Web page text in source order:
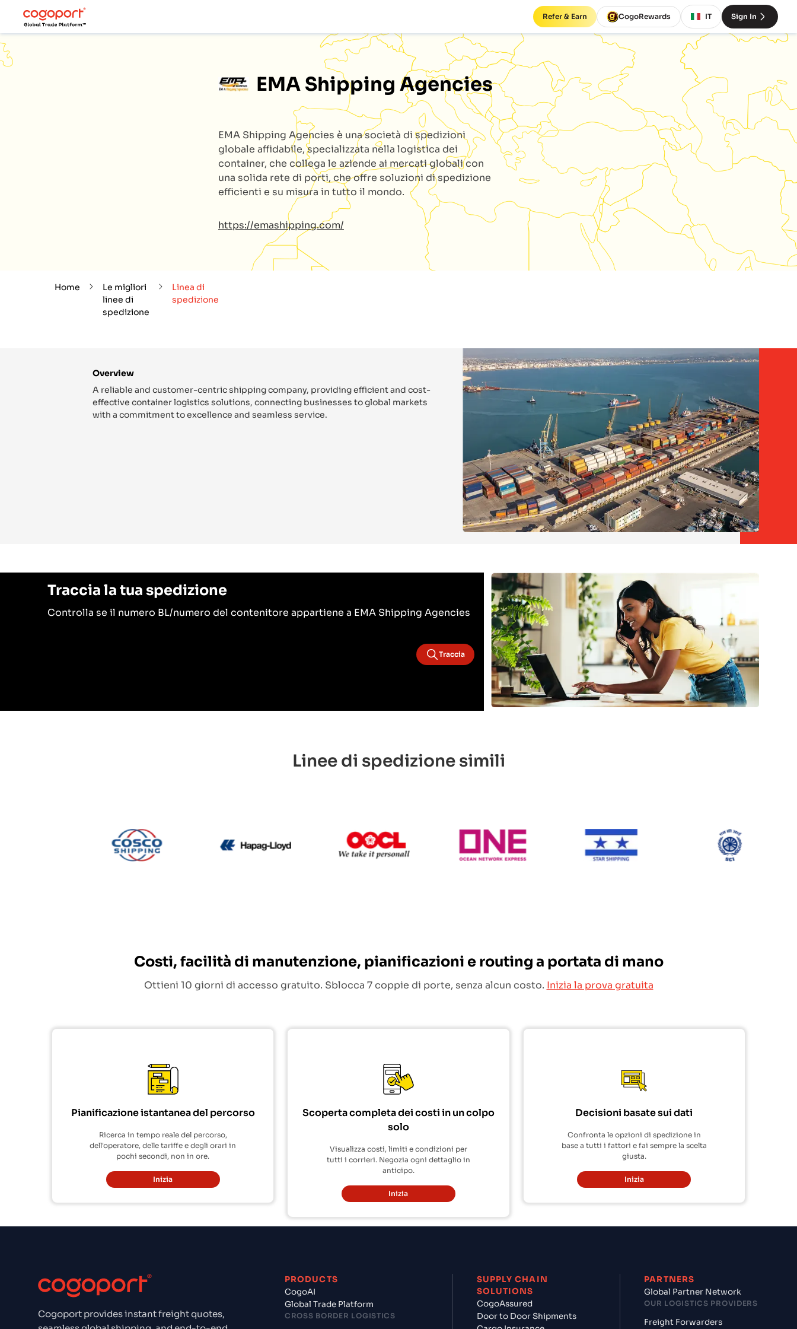
Refer & Earn CogoRewards IT Sign In
EMA Shipping Agencies
EMA Shipping Agencies è una società di spedizioni
globale affidabile, specializzata nella logistica dei
container, che collega le aziende ai mercati globali con
una solida rete di porti, che offre soluzioni di spedizione
efficienti e su misura in tutto il mondo.
https://emashipping.com/
Home
Le migliori
linee di
spedizione
Linea di
spedizione
Overview
A reliable and customer-centric shipping company, providing efficient and cost-
effective container logistics solutions, connecting businesses to global markets
with a commitment to excellence and seamless service.
Traccia la tua spedizione
Controlla se il numero BL/numero del contenitore appartiene a EMA Shipping Agencies
Traccia
Linee di spedizione simili
ONE Line
Costi, facilità di manutenzione, pianificazioni e routing a portata di mano
Ottieni 10 giorni di accesso gratuito. Sblocca 7 coppie di porte, senza alcun costo. Inizia la prova gratuita
Pianificazione istantanea del percorso
Ricerca in tempo reale del percorso,
dell'operatore, delle tariffe e degli orari in
pochi secondi, non in ore.
Inizia
Scoperta completa dei costi in un colpo
solo
Visualizza costi, limiti e condizioni per
tutti i corrieri. Negozia ogni dettaglio in
anticipo.
Inizia
Decisioni basate sui dati
Confronta le opzioni di spedizione in
base a tutti i fattori e fai sempre la scelta
giusta.
Inizia
Cogoport provides instant freight quotes,
PRODUCTS
CogoAI
Global Trade Platform
CROSS BORDER LOGISTICS
SUPPLY CHAIN
SOLUTIONS
CogoAssured
Door to Door Shipments
PARTNERS
Global Partner Network
OUR LOGISTICS PROVIDERS
Freight Forwarders